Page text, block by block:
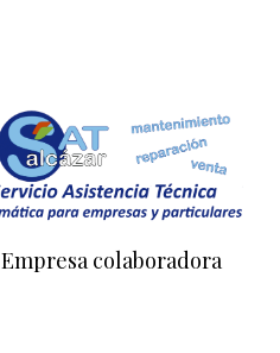
Empresa colaboradora